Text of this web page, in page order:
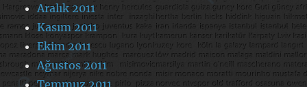
Aralık 2011
Kasım 2011
Ekim 2011
Ağustos 2011
Temmuz 2011